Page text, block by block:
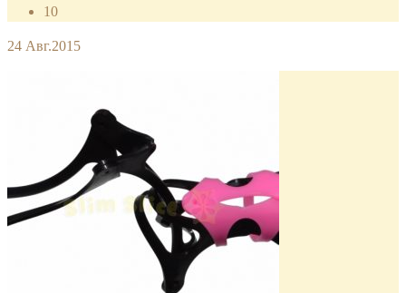
10
24 Авг.2015